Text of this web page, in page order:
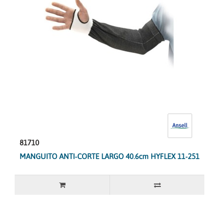
81710
MANGUITO ANTI-CORTE LARGO 40.6cm HYFLEX 11-251